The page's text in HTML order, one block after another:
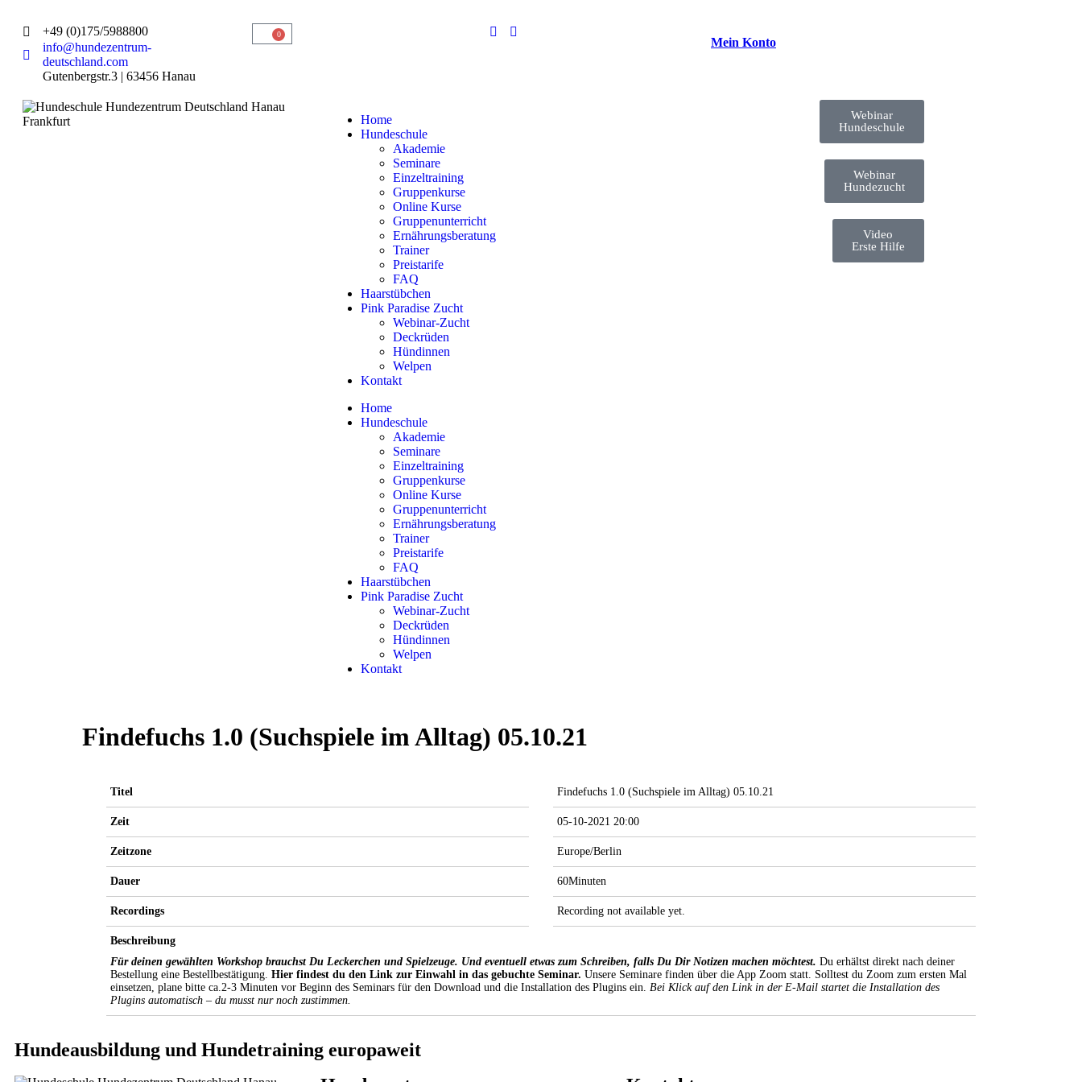
+49 (0)175/5988800
info@hundezentrum-
deutschland.com
Gutenbergstr.3 | 63456 Hanau
0
Mein Konto
Home
Hundeschule
Akademie
Seminare
Einzeltraining
Gruppenkurse
Online Kurse
Gruppenunterricht
Ernährungsberatung
Trainer
Preistarife
FAQ
Haarstübchen
Pink Paradise Zucht
Webinar-Zucht
Deckrüden
Hündinnen
Welpen
Kontakt
Home
Hundeschule
Akademie
Seminare
Einzeltraining
Gruppenkurse
Online Kurse
Gruppenunterricht
Ernährungsberatung
Trainer
Preistarife
FAQ
Haarstübchen
Pink Paradise Zucht
Webinar-Zucht
Deckrüden
Hündinnen
Welpen
Kontakt
Webinar
Hundeschule
Webinar
Hundezucht
Video
Erste Hilfe
Findefuchs 1.0 (Suchspiele im Alltag) 05.10.21
Titel Findefuchs 1.0 (Suchspiele im Alltag) 05.10.21
Zeit 05-10-2021 20:00
Zeitzone Europe/Berlin
Dauer 60Minuten
Recordings Recording not available yet.
Beschreibung
Für deinen gewählten Workshop brauchst Du Leckerchen und Spielzeuge. Und eventuell etwas zum Schreiben, falls Du Dir Notizen machen möchtest. Du erhältst direkt nach deiner
Bestellung eine Bestellbestätigung. Hier findest du den Link zur Einwahl in das gebuchte Seminar. Unsere Seminare finden über die App Zoom statt. Solltest du Zoom zum ersten Mal
einsetzen, plane bitte ca.2-3 Minuten vor Beginn des Seminars für den Download und die Installation des Plugins ein. Bei Klick auf den Link in der E-Mail startet die Installation des
Plugins automatisch – du musst nur noch zustimmen.
Hundeausbildung und Hundetraining europaweit